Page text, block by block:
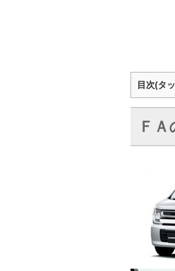
目次(タ
Ｆ